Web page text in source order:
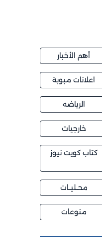
أهم الأخبار
اعلانات مبوبة
الرياضه
خارجيات
كتاب كويت نيوز
محــليــات
منوعات